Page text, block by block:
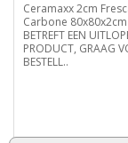
Ceramaxx 2cm
Carbone
BETREFT EEN
PRODUCT, GRAAG
BESTELL..